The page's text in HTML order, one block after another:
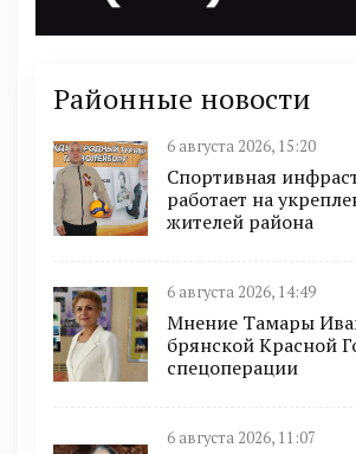
Районные новости
6 августа 2026, 15:20
Спортивная
работает на
жителей района
6 августа 2026, 14:49
Мнение Тамары
брянской Красной
спецоперации
6 августа 2026, 11:07